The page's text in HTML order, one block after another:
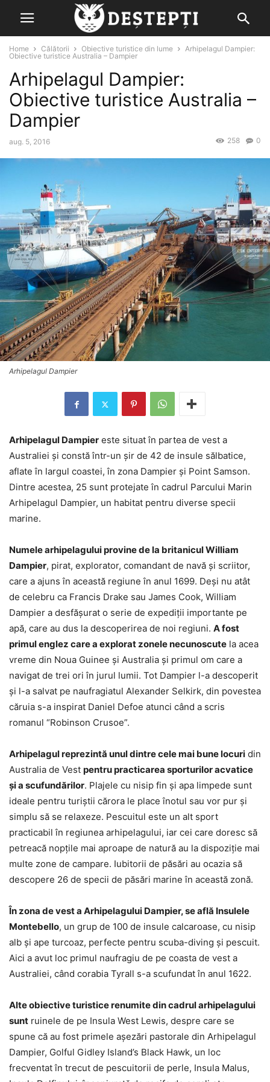
Home Călătorii Obiective turistice din lume
Arhipelagul Dampier:
Obiective turistice Australia – Dampier
Arhipelagul Dampier:
Obiective turistice Australia –
Dampier
aug. 5, 2016 0
258
Arhipelagul Dampier
Arhipelagul Dampier este situat în partea de vest a
Australiei şi constă într-un şir de 42 de insule sălbatice,
aflate în largul coastei, în zona Dampier şi Point Samson.
Dintre acestea, 25 sunt protejate în cadrul Parcului Marin
Arhipelagul Dampier, un habitat pentru diverse specii
marine.
Numele arhipelagului provine de la britanicul William
Dampier, pirat, explorator, comandant de navă şi scriitor,
care a ajuns în această regiune în anul 1699. Deşi nu atât
de celebru ca Francis Drake sau James Cook, William
Dampier a desfăşurat o serie de expediţii importante pe
apă, care au dus la descoperirea de noi regiuni. A fost
primul englez care a explorat zonele necunoscute la acea
vreme din Noua Guinee şi Australia şi primul om care a
navigat de trei ori în jurul lumii. Tot Dampier l-a descoperit
şi l-a salvat pe naufragiatul Alexander Selkirk, din povestea
căruia s-a inspirat Daniel Defoe atunci când a scris
romanul “Robinson Crusoe”.
Arhipelagul reprezintă unul dintre cele mai bune locuri din
Australia de Vest pentru practicarea sporturilor acvatice
şi a scufundărilor. Plajele cu nisip fin şi apa limpede sunt
ideale pentru turiştii cărora le place înotul sau vor pur şi
simplu să se relaxeze. Pescuitul este un alt sport
practicabil în regiunea arhipelagului, iar cei care doresc să
petreacă nopţile mai aproape de natură au la dispoziţie mai
multe zone de campare. Iubitorii de păsări au ocazia să
descopere 26 de specii de păsări marine în această zonă.
În zona de vest a Arhipelagului Dampier, se află Insulele
Montebello, un grup de 100 de insule calcaroase, cu nisip
alb şi ape turcoaz, perfecte pentru scuba-diving şi pescuit.
Aici a avut loc primul naufragiu de pe coasta de vest a
Australiei, când corabia Tyrall s-a scufundat în anul 1622.
Alte obiective turistice renumite din cadrul arhipelagului
sunt ruinele de pe Insula West Lewis, despre care se
spune că au fost primele aşezări pastorale din Arhipelagul
Dampier, Golful Gidley Island’s Black Hawk, un loc
frecventat în trecut de pescuitorii de perle, Insula Malus,